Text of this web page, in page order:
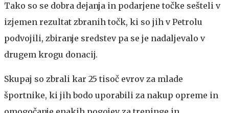
Tako so se dobra dejanja in podarjene točke sešteli v
izjemen rezultat zbranih točk, ki so jih v Petrolu
podvojili, zbiranje sredstev pa se je nadaljevalo v
drugem krogu donacij.
Skupaj so zbrali kar 25 tisoč evrov za mlade
športnike, ki jih bodo uporabili za nakup opreme in